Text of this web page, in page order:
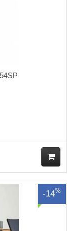
ua
-14%
35 bản/phútChức
màu +Duplex +DF